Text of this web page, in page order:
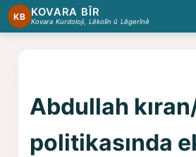
KB KOVARA BÎR
Kovara Kurdoloji, Lêkolîn û Lêgerînê
Abdullah
politikasında